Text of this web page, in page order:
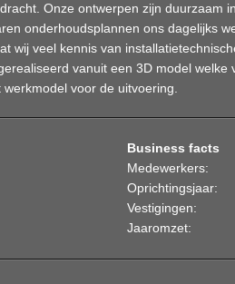
Onze ontwerpen zijn duurzaam
onderhoudsplannen ons dagelijks
wij veel kennis van
vanuit een 3D model welke
voor de uitvoering.
Business facts
Medewerkers:
Oprichtingsjaar:
Vestigingen:
Jaaromzet: